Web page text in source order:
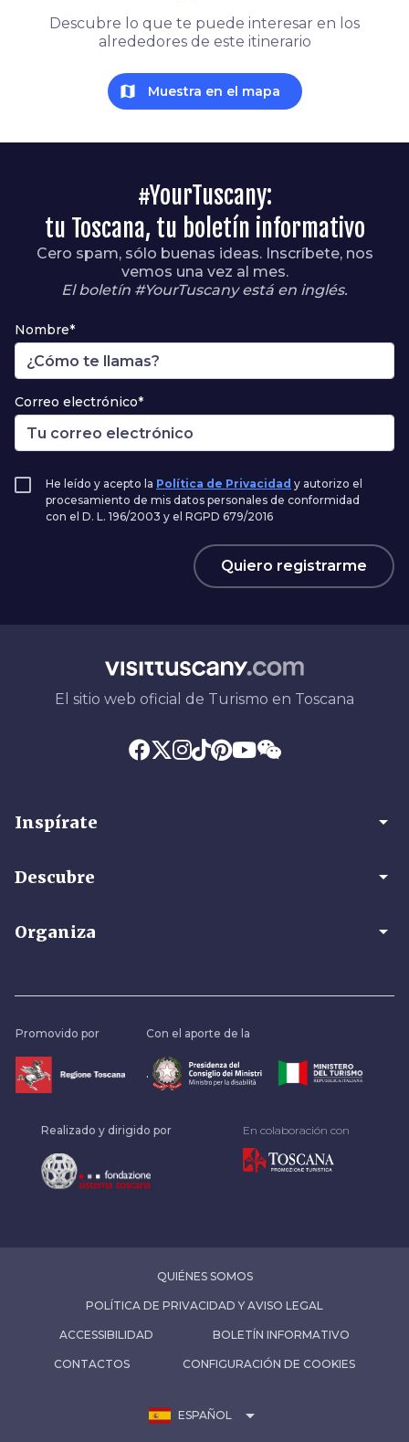
Descubre lo que te puede interesar en los
alrededores de este itinerario
map Muestra en el mapa
#YourTuscany:
tu Toscana, tu boletín informativo
Cero spam, sólo buenas ideas. Inscríbete, nos
vemos una vez al mes.
El boletín #YourTuscany está en inglés.
Nombre*
Correo electrónico*
He leído y acepto la Política de Privacidad y autorizo el
procesamiento de mis datos personales de conformidad
con el D. L. 196/2003 y el RGPD 679/2016
Quiero registrarme
El sitio web oficial de Turismo en Toscana
Inspírate arrow_drop_down
Descubre arrow_drop_down
Organiza arrow_drop_down
Promovido por Con el aporte de la
.
Realizado y dirigido por En colaboración con
QUIÉNES SOMOS
POLÍTICA DE PRIVACIDAD Y AVISO LEGAL
ACCESSIBILIDAD BOLETÍN INFORMATIVO
CONTACTOS CONFIGURACIÓN DE COOKIES
ESPAÑOL arrow_drop_down